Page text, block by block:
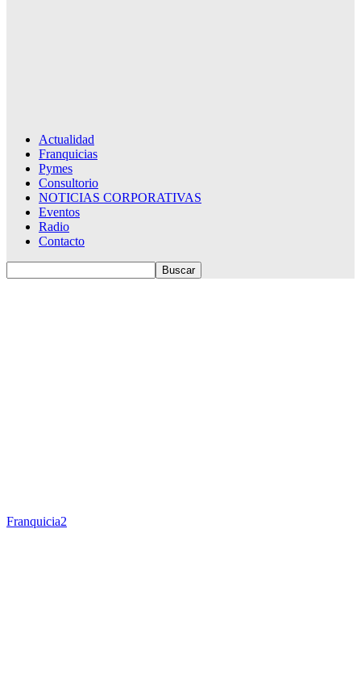
Actualidad
Franquicias
Pymes
Consultorio
NOTICIAS CORPORATIVAS
Eventos
Radio
Contacto
Franquicia2